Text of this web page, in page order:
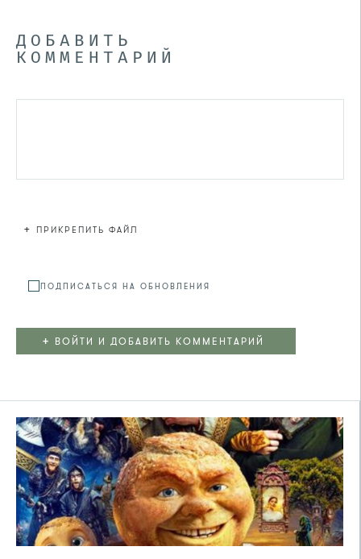
ДОБАВИТЬ
КОММЕНТАРИЙ
+ ПРИКРЕПИТЬ ФАЙЛ
ПОДПИСАТЬСЯ НА ОБНОВЛЕНИЯ
+ ВОЙТИ И ДОБАВИТЬ КОММЕНТАРИЙ